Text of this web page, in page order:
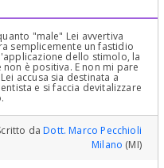
attiva e non
Odontoiatrica per non
"male" Lei avvertiva
semplicemente un fastidio
dello stimolo, la
è positiva. E non mi pare
accusa sia destinata a
e si faccia devitalizzare
daDott. Marco Pecchioli
Milano (MI)